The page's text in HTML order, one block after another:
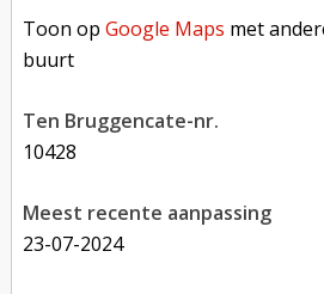
Toon opGoogle Maps met
buurt
Ten Bruggencate-nr.
10428
Meest recente aanpassing
23-07-2024